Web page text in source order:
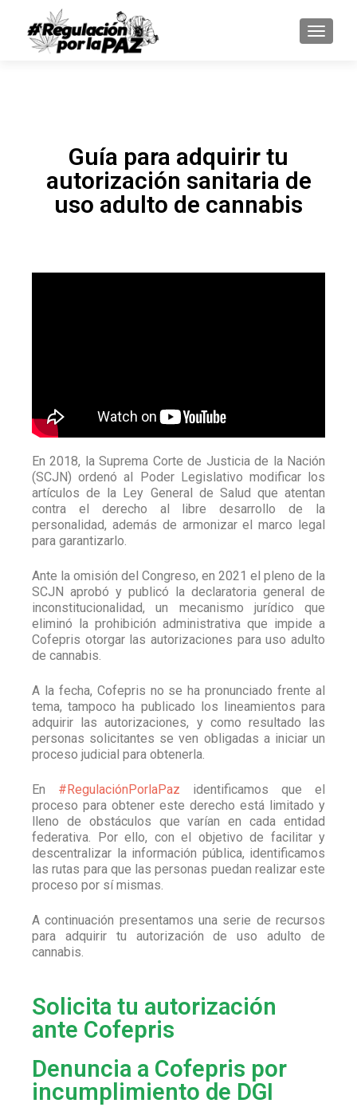
Guía para adquirir tu
autorización sanitaria de
uso adulto de cannabis
En 2018, la Suprema Corte de Justicia de la Nación
(SCJN) ordenó al Poder Legislativo modificar los
artículos de la Ley General de Salud que atentan
contra el derecho al libre desarrollo de la
personalidad, además de armonizar el marco legal
para garantizarlo.
Ante la omisión del Congreso, en 2021 el pleno de la
SCJN aprobó y publicó la declaratoria general de
inconstitucionalidad, un mecanismo jurídico que
eliminó la prohibición administrativa que impide a
Cofepris otorgar las autorizaciones para uso adulto
de cannabis.
A la fecha, Cofepris no se ha pronunciado frente al
tema, tampoco ha publicado los lineamientos para
adquirir las autorizaciones, y como resultado las
personas solicitantes se ven obligadas a iniciar un
proceso judicial para obtenerla.
En #RegulaciónPorlaPaz identificamos que el
proceso para obtener este derecho está limitado y
lleno de obstáculos que varían en cada entidad
federativa. Por ello, con el objetivo de facilitar y
descentralizar la información pública, identificamos
las rutas para que las personas puedan realizar este
proceso por sí mismas.
A continuación presentamos una serie de recursos
para adquirir tu autorización de uso adulto de
cannabis.
Solicita tu autorización
ante Cofepris
Denuncia a Cofepris por
incumplimiento de DGI